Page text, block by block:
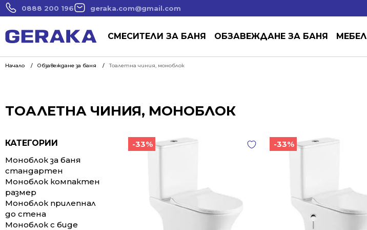
0888 200 196 geraka.com@gmail.com
СМЕСИТЕЛИ ЗА БАНЯ ОБЗАВЕЖДАНЕ ЗА БАНЯ
Начало Обзавеждане за баня Тоалетна чиния, моноблок
ТОАЛЕТНА ЧИНИЯ, МОНОБЛОК
КАТЕГОРИИ
Моноблок за баня
стандартен
Моноблок компактен
размер
Моноблок прилепнал
до стена
Моноблок с биде
-33% -33%